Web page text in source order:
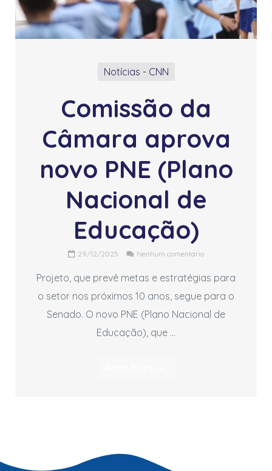
Notícias - CNN
Comissão da
Câmara aprova
novo PNE (Plano
Nacional de
Educação)
29/12/2025 Nenhum comentário
Projeto, que prevê metas e estratégias para
o setor nos próximos 10 anos, segue para o
Senado. O novo PNE (Plano Nacional de
Educação), que …